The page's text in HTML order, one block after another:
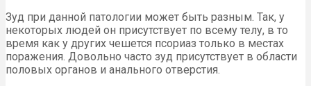
Зуд при данной патологии может быть разным. Так, у
некоторых людей он присутствует по всему телу, в то
время как у других чешется псориаз только в местах
поражения. Довольно часто зуд присутствует в области
половых органов и анального отверстия.